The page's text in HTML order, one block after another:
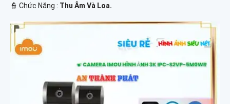
️👮 Chức Năng : Thu Âm Và Loa.